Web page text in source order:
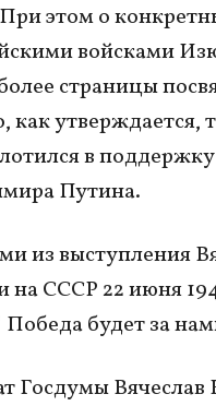
этом о
войсками
страницы
утверждается,
в
Путина.
из выступления
на СССР 22 июня
будет за
Госдумы Вячеслав